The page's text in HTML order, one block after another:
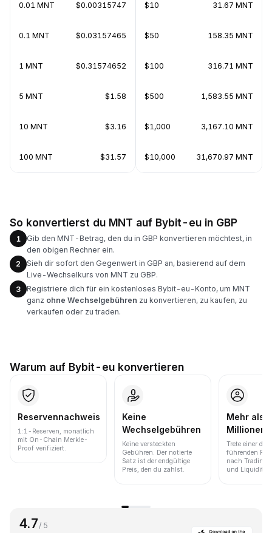
0.01 MNT $0.00315747
0.1 MNT $0.03157465
1 MNT $0.31574652
5 MNT $1.58
10 MNT $3.16
100 MNT $31.57
$10 31.67 MNT
$50 158.35 MNT
$100 316.71 MNT
$500 1,583.55 MNT
$1,000 3,167.10 MNT
$10,000 31,670.97 MNT
So konvertierst du MNT auf Bybit-eu in GBP
1
Gib den MNT-Betrag, den du in GBP konvertieren möchtest, in
den obigen Rechner ein.
2
Sieh dir sofort den Gegenwert in GBP an, basierend auf dem
Live-Wechselkurs von MNT zu GBP.
3
Registriere dich für ein kostenloses Bybit-eu-Konto, um MNT
ganz ohne Wechselgebühren zu konvertieren, zu kaufen, zu
verkaufen oder zu traden.
Warum auf Bybit-eu konvertieren
Reservennachweis
1:1-Reserven, monatlich
mit On-Chain Merkle-
Proof verifiziert.
Keine
Wechselgebühren
Keine versteckten
Gebühren. Der notierte
Satz ist der endgültige
Preis, den du zahlst.
Mehr als
Millionen
Trete einer der
führenden
nach Trading-
und Liquidität
4.7 / 5